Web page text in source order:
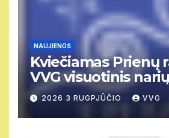
NAUJIENOS
Kviečiamas Prienų
VVG visuotinis narių
susirinkimas
2026 3 RUGPJŪČIO VVG